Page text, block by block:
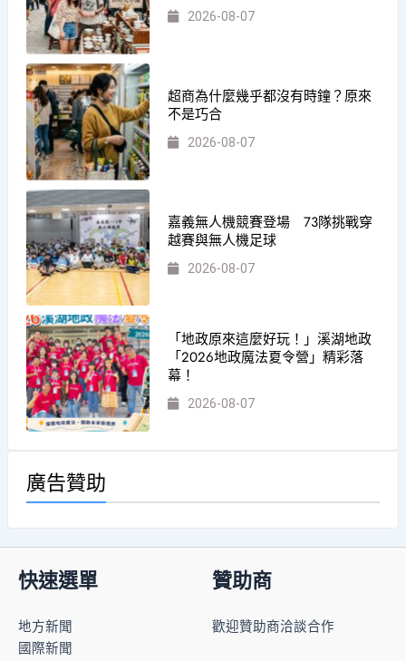
2026-08-07
超商為什麼幾乎都沒有時鐘？原來
不是巧合
2026-08-07
嘉義無人機競賽登場 73隊挑戰穿
越賽與無人機足球
2026-08-07
「地政原來這麼好玩！」溪湖地政
「2026地政魔法夏令營」精彩落
幕！
2026-08-07
廣告贊助
快速選單
地方新聞
國際新聞
贊助商
歡迎贊助商洽談合作